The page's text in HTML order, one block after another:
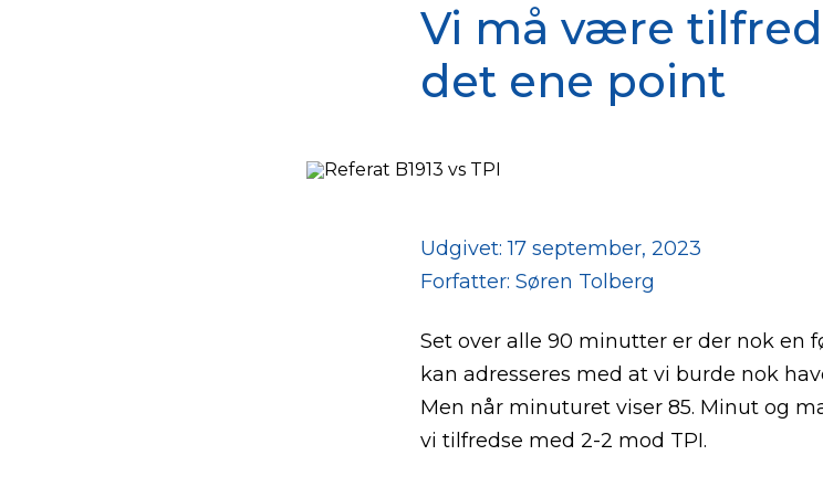
Vi må være
det ene point
Udgivet: 17 september, 2023
Forfatter: Søren Tolberg
Set over alle 90 minutter er der nok en
kan adresseres med at vi burde nok
Men når minuturet viser 85. Minut og
vi tilfredse med 2-2 mod TPI.